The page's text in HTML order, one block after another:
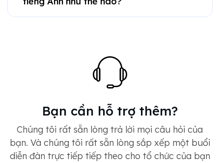
Bạn cần hỗ trợ thêm?
Chúng tôi rất sẵn lòng trả lời mọi câu hỏi của
bạn. Và chúng tôi rất sẵn lòng sắp xếp một buổi
diễn đàn trực tiếp tiếp theo cho tổ chức của bạn